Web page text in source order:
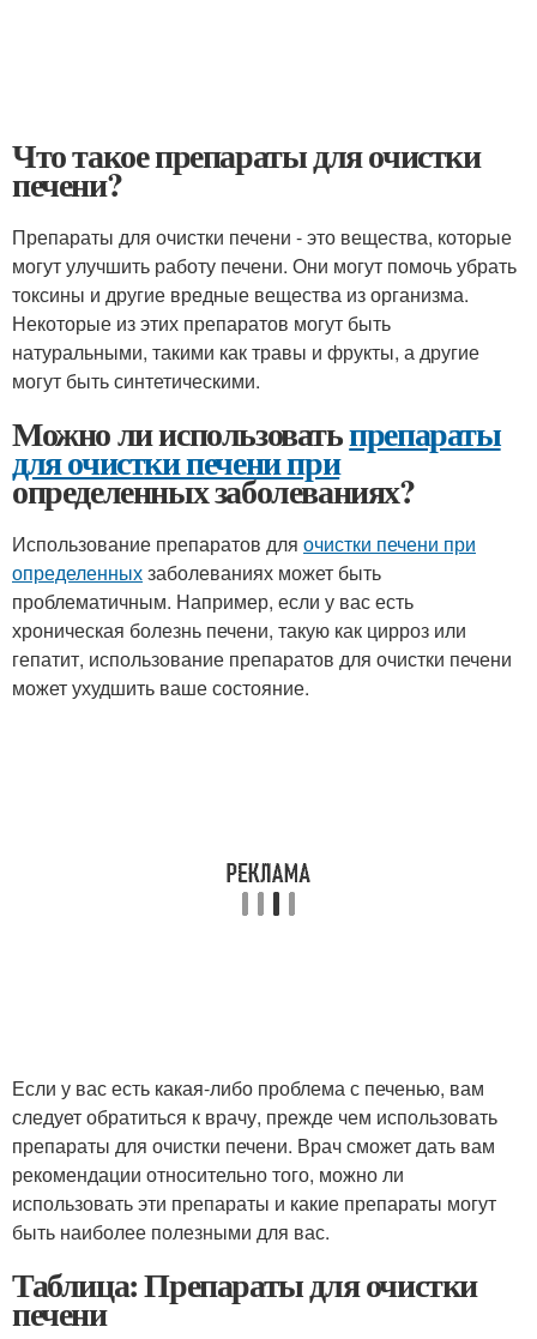
Что такое препараты для очистки
печени?
Препараты для очистки печени - это вещества, которые
могут улучшить работу печени. Они могут помочь убрать
токсины и другие вредные вещества из организма.
Некоторые из этих препаратов могут быть
натуральными, такими как травы и фрукты, а другие
могут быть синтетическими.
Можно ли использоватьпрепараты
для очистки печени при
определенных заболеваниях?
Использование препаратов для очистки печени при
определенныхзаболеваниях может быть
проблематичным. Например, если у вас есть
хроническая болезнь печени, такую как цирроз или
гепатит, использование препаратов для очистки печени
может ухудшить ваше состояние.
Если у вас есть какая-либо проблема с печенью, вам
следует обратиться к врачу, прежде чем использовать
препараты для очистки печени. Врач сможет дать вам
рекомендации относительно того, можно ли
использовать эти препараты и какие препараты могут
быть наиболее полезными для вас.
Таблица: Препараты для очистки
печени